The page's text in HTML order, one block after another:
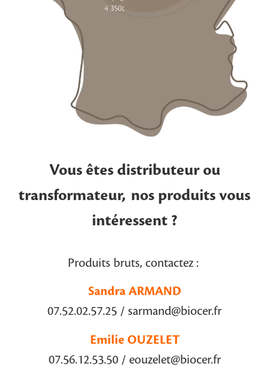
Vous êtes distributeur ou
transformateur, nos produits vous
intéressent ?
Produits bruts, contactez :
Sandra ARMAND
07.52.02.57.25 / sarmand@biocer.fr
Emilie OUZELET
07.56.12.53.50 / eouzelet@biocer.fr